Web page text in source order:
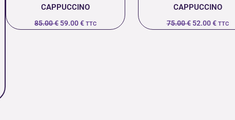
CAPPUCCINO
85.00€ 59.00€ TTC
CAPPUCCINO
75.00€ 52.00€ TTC